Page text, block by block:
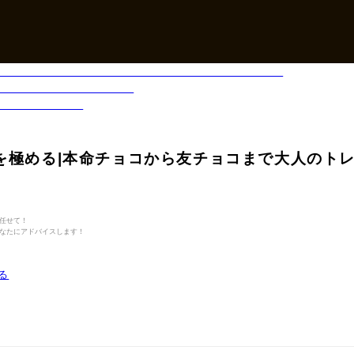
める|本命チョコから友チョコまで大人のト
せて！
たにアドバイスします！